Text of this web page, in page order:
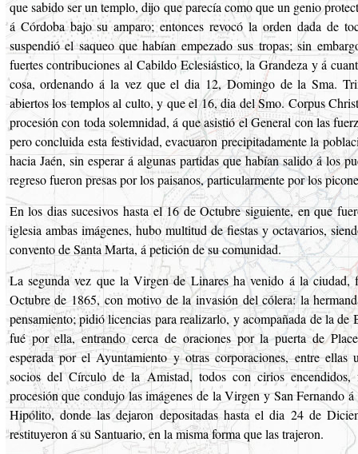
que sabido ser un templo, dijo que parecía como que un genio
á Córdoba bajo su amparo; entonces revocó la orden dada de
suspendió el saqueo que habían empezado sus tropas; sin
fuertes contribuciones al Cabildo Eclesiástico, la Grandeza y á
cosa, ordenando á la vez que el dia 12, Domingo de la Sma.
abiertos los templos al culto, y que el 16, dia del Smo. Corpus
procesión con toda solemnidad, á que asistió el General con las
pero concluida esta festividad, evacuaron precipitadamente la
hacia Jaén, sin esperar á algunas partidas que habían salido á los
regreso fueron presas por los paisanos, particularmente por los
En los dias sucesivos hasta el 16 de Octubre siguiente, en que
iglesia ambas imágenes, hubo multitud de fiestas y octavarios,
convento de Santa Marta, á petición de su comunidad.
La segunda vez que la Virgen de Linares ha venido á la ciudad,
Octubre de 1865, con motivo de la invasión del cólera: la
pensamiento; pidió licencias para realizarlo, y acompañada de la de
fué por ella, entrando cerca de oraciones por la puerta de
esperada por el Ayuntamiento y otras corporaciones, entre ellas
socios del Círculo de la Amistad, todos con cirios encendidos,
procesión que condujo las imágenes de la Virgen y San Fernando
Hipólito, donde las dejaron depositadas hasta el dia 24 de
restituyeron á su Santuario, en la misma forma que las trajeron.